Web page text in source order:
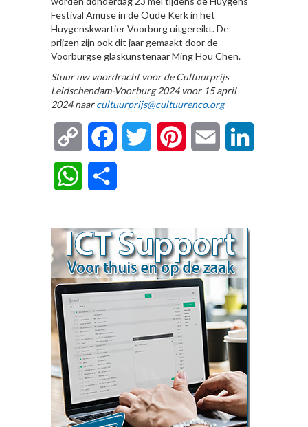
Festival Amuse in de Oude Kerk in het
Huygenskwartier Voorburg uitgereikt. De
prijzen zijn ook dit jaar gemaakt door de
Voorburgse glaskunstenaar Ming Hou Chen.
Stuur uw voordracht voor de Cultuurprijs
Leidschendam-Voorburg 2024 voor 15 april
2024 naarcultuurprijs@cultuurenco.org
Copy
Link
FacebookTwitter Pinterest Email
WhatsApp